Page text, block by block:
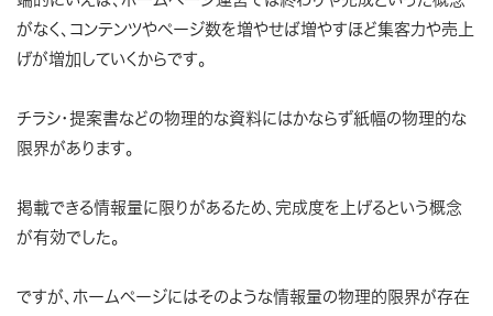
がなく、コンテンツやページ数を増やせば増やすほど集客力や売上
げが増加していくからです。
チラシ・提案書などの物理的な資料にはかならず紙幅の物理的な
限界があります。
掲載できる情報量に限りがあるため、完成度を上げるという概念
が有効でした。
ですが、ホームページにはそのような情報量の物理的限界が存在